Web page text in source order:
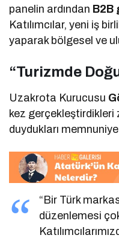
panelin ardından B2B
Katılımcılar, yeni iş
yaparak bölgesel ve
“Turizmde
Uzakrota Kurucusu
kez gerçekleştirdikleri
duydukları
“Bir Türk
düzenlemesi